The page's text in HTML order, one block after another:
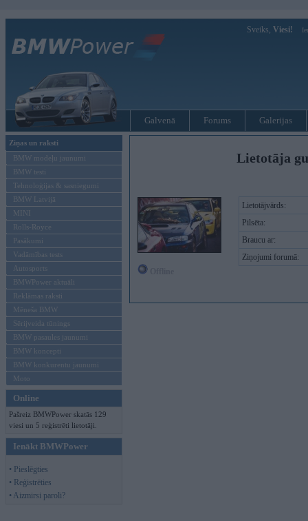
Sveiks, Viesi!
Galvenā Forums Galerijas
Ziņas un raksti
BMW modeļu jaunumi
BMW testi
Tehnoloģijas & sasniegumi
BMW Latvijā
MINI
Rolls-Royce
Pasākumi
Vadāmības tests
Autosports
BMWPower aktuāli
Reklāmas raksti
Mēneša BMW
Sērijveida tūnings
BMW pasaules jaunumi
BMW koncepti
BMW konkurentu jaunumi
Moto
Online
Pašreiz BMWPower skatās 129
viesi un 5 reģistrēti lietotāji.
Ienākt BMWPower
• Pieslēgties
• Reģistrēties
• Aizmirsi paroli?
Lietotāja
Lietotājvārds:
Pilsēta:
Braucu ar:
Ziņojumi forumā: